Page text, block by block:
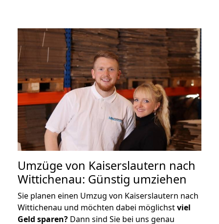
Umzüge von Kaiserslautern nach
Wittichenau: Günstig umziehen
Sie planen einen Umzug von Kaiserslautern nach
Wittichenau und möchten dabei möglichstviel
Geld sparen? Dann sind Sie bei uns genau